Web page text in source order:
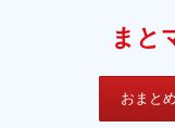
まと
おまと